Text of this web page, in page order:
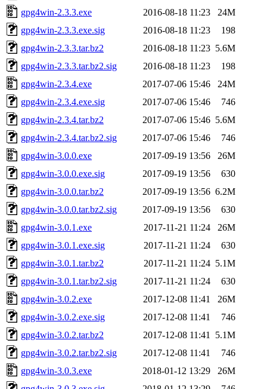
gpg4win-2.3.3.exe
2016-08-18 11:23
24M
gpg4win-2.3.3.exe.sig
2016-08-18 11:23
198
gpg4win-2.3.3.tar.bz2
2016-08-18 11:23 5.6M
gpg4win-2.3.3.tar.bz2.sig
2016-08-18 11:23
198
gpg4win-2.3.4.exe
2017-07-06 15:46
24M
gpg4win-2.3.4.exe.sig
2017-07-06 15:46
746
gpg4win-2.3.4.tar.bz2
2017-07-06 15:46 5.6M
gpg4win-2.3.4.tar.bz2.sig
2017-07-06 15:46
746
gpg4win-3.0.0.exe
2017-09-19 13:56
26M
gpg4win-3.0.0.exe.sig
2017-09-19 13:56
630
gpg4win-3.0.0.tar.bz2
2017-09-19 13:56 6.2M
gpg4win-3.0.0.tar.bz2.sig
2017-09-19 13:56
630
gpg4win-3.0.1.exe
2017-11-21 11:24
26M
gpg4win-3.0.1.exe.sig
2017-11-21 11:24
630
gpg4win-3.0.1.tar.bz2
2017-11-21 11:24 5.1M
gpg4win-3.0.1.tar.bz2.sig
2017-11-21 11:24
630
gpg4win-3.0.2.exe
2017-12-08 11:41
26M
gpg4win-3.0.2.exe.sig
2017-12-08 11:41
746
gpg4win-3.0.2.tar.bz2
2017-12-08 11:41
5.1M
gpg4win-3.0.2.tar.bz2.sig
2017-12-08 11:41
746
gpg4win-3.0.3.exe
2018-01-12 13:29
26M